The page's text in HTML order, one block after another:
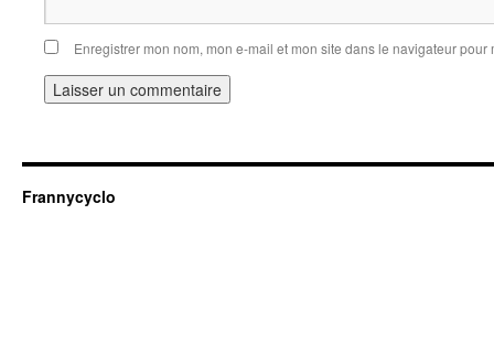
Enregistrer mon nom, mon e-mail et mon site dans le navigateur
Frannycyclo